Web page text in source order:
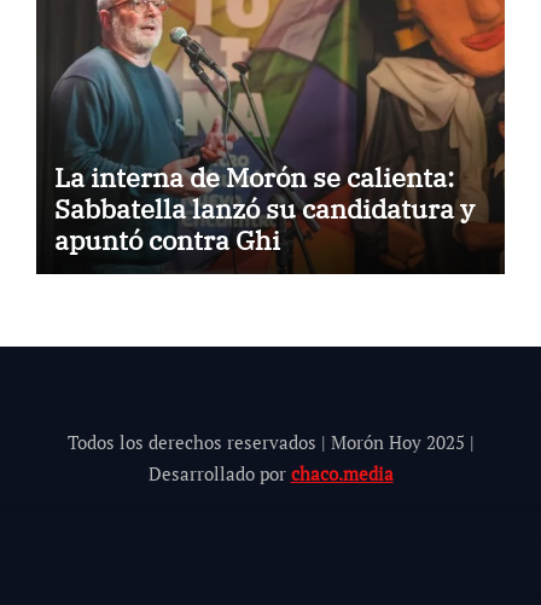
La interna de Morón se calienta:
Sabbatella lanzó su candidatura y
apuntó contra Ghi
Todos los derechos reservados | Morón Hoy 2025 |
Desarrollado por chaco.media